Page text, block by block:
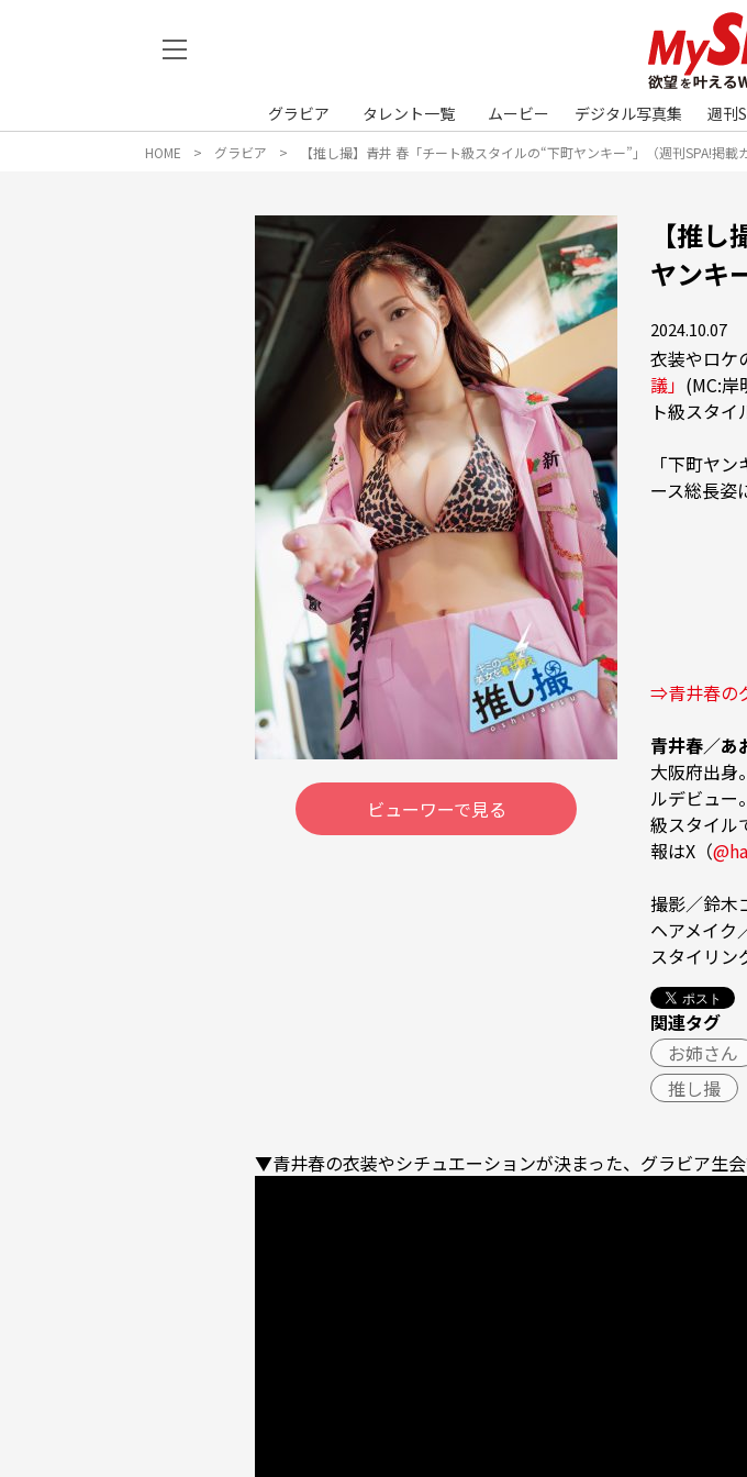
グラビア タレント一覧 ムービー デジタル写真集 週刊
HOME グラビア 【推し撮】青井 春「チート級スタイルの“下町ヤンキー”」（週刊SPA!掲載
ビューワーで見る
【推
ヤンキ
2024.10.07
衣装やロケ
議」 (MC:
ト級スタイ
「下町ヤ
ース総長姿
⇒青井春の
青井春／あ
大阪府出身
ルデビュー
級スタイル
報はX（
撮影／鈴木
ヘアメイク
スタイリン
関連タグ
お姉さん
推し撮
▼青井春の衣装やシチュエーションが決まった、グラビア生